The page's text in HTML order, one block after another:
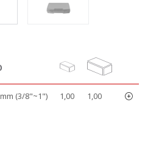
(3/8"~1") 1,00 1,00